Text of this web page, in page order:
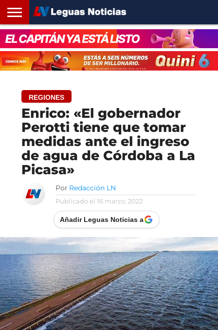
INICIO
SANTA
FE
ROSARIO24
REGIONES
ARGENTINA
OPINIÓN
CONTACTO
REGIONES
Enrico: «El gobernador
Perotti tiene que tomar
medidas ante el ingreso
de agua de Córdoba a La
Picasa»
Por Redacción LN
Publicado el 16 marzo, 2022
Añadir Leguas Noticias a